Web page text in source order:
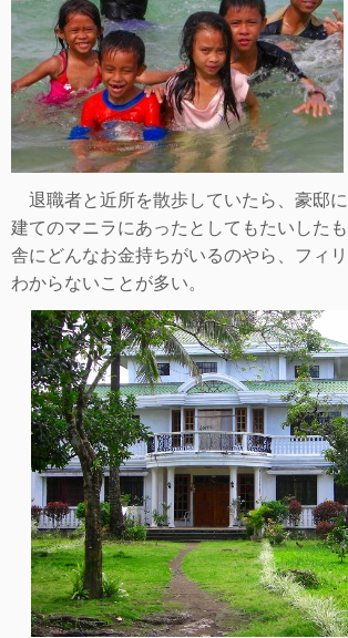
退職者と近所を散歩していたら、豪邸に
建てのマニラにあったとしてもたいした
舎にどんなお金持ちがいるのやら、フィ
わからないことが多い。